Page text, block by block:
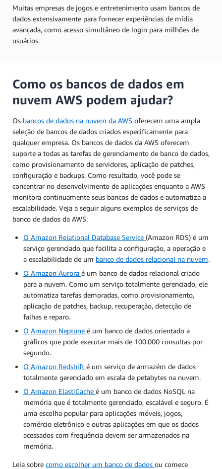
Muitas empresas de jogos e entretenimento usam bancos de
dados extensivamente para fornecer experiências de mídia
avançada, como acesso simultâneo de login para milhões de
usuários.
Como os bancos de dados em
nuvem AWS podem ajudar?
Os bancos de dados na nuvem da AWS oferecem uma ampla
seleção de bancos de dados criados especificamente para
qualquer empresa. Os bancos de dados da AWS oferecem
suporte a todas as tarefas de gerenciamento de banco de dados,
como provisionamento de servidores, aplicação de patches,
configuração e backups. Como resultado, você pode se
concentrar no desenvolvimento de aplicações enquanto a AWS
monitora continuamente seus bancos de dados e automatiza a
escalabilidade. Veja a seguir alguns exemplos de serviços de
banco de dados da AWS:
O Amazon Relational Database Service (Amazon RDS) é um
serviço gerenciado que facilita a configuração, a operação e
a escalabilidade de um banco de dados relacional na nuvem.
O Amazon Aurora é um banco de dados relacional criado
para a nuvem. Como um serviço totalmente gerenciado, ele
automatiza tarefas demoradas, como provisionamento,
aplicação de patches, backup, recuperação, detecção de
falhas e reparo.
O Amazon Neptune é um banco de dados orientado a
gráficos que pode executar mais de 100.000 consultas por
segundo.
O Amazon Redshift é um serviço de armazém de dados
totalmente gerenciado em escala de petabytes na nuvem.
O Amazon ElastiCache é um banco de dados NoSQL na
memória que é totalmente gerenciado, escalável e seguro. É
uma escolha popular para aplicações móveis, jogos,
comércio eletrônico e outras aplicações em que os dados
acessados com frequência devem ser armazenados na
memória.
Leia sobre como escolher um banco de dados ou comece